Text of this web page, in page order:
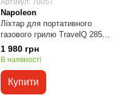
Артикул: 70057
Napoleon
Ліхтар для портативного
газового грилю TravelQ 285
Napoleon 70057
1 980 грн
В наявності
Купити